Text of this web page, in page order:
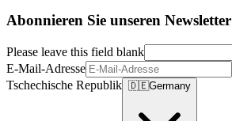
Abonnieren Sie unseren Newsletter
Please leave this field blank
E-Mail-Adresse
Tschechische Republik 🇩🇪Germany